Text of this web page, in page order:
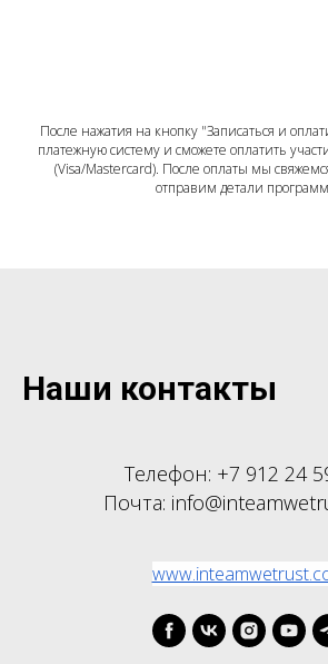
После нажатия на кнопку "Записаться и
платежную систему и сможете оплатить
(Visa/Mastercard). После оплаты мы
отправим детали
Наши контакты
Телефон: +7 912 24
Почта: